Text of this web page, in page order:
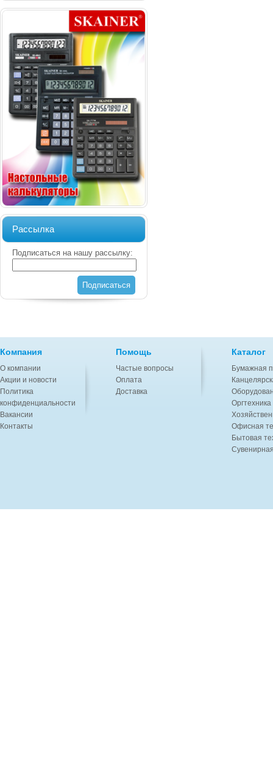
Рассылка
Подписаться на нашу рассылку:
Подписаться
Компания
О компании
Акции и новости
Политика
конфиденциальности
Вакансии
Контакты
Помощь
Частые вопросы
Оплата
Доставка
Каталог
Бумажная
Офисная
Бытовая